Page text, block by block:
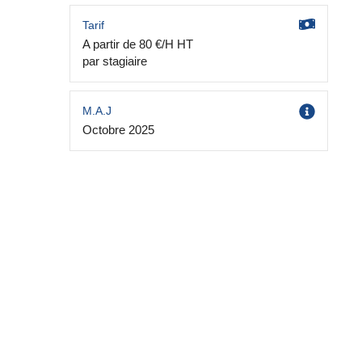
Tarif
A partir de 80 €/H HT
par stagiaire
M.A.J
Octobre 2025